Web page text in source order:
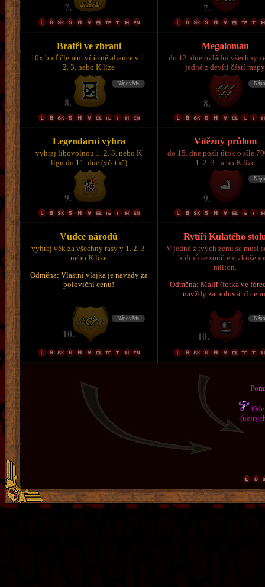
Bratři ve zbrani
10x buď členem vítězné aliance v 1.
2. 3. nebo K lize
Megaloman
do 12. dne ovládni všechny
jedné z devíti částí mapy
Legendární výhra
vyhraj libovolnou 1. 2. 3. nebo K
ligu do 11. dne (včetně)
Vítězný průlom
do 15. dne pošli útok o síle
1. 2. 3. nebo K lize
Vůdce národů
vyhraj věk za všechny rasy v 1. 2. 3.
nebo K lize
Odměna: Vlastní vlajka je navždy za
poloviční cenu!
Rytíři Kulatého
V jedné z tvých zemí se musí
hrdinů se součtem
milion.
Odměna: Malíř (fotka ve
navždy za poloviční